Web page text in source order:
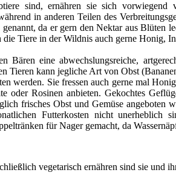
sind, ernähren sie sich
in anderen Teilen des
genannt, da er gern den Nektar aus
die Tiere in der Wildnis auch gerne Honig,
Bären eine abwechslungsreiche,
Tieren kann jegliche Art von Obst
werden. Sie fressen auch gerne mal
oder Rosinen anbieten. Gekochtes
frisches Obst und Gemüse
Futterkosten nicht unerheblich
für Nager gemacht, da
vegetarisch ernähren sind sie und